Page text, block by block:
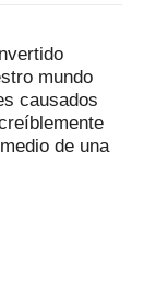
mundo
causados
de una